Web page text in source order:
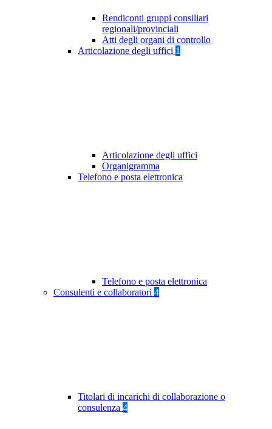
Rendiconti gruppi consiliari
regionali/provinciali
Atti degli organi di controllo
Articolazione degli uffici 1
Articolazione degli uffici
Organigramma
Telefono e posta elettronica
Telefono e posta elettronica
Consulenti e collaboratori 4
Titolari di incarichi di collaborazione o
consulenza 4